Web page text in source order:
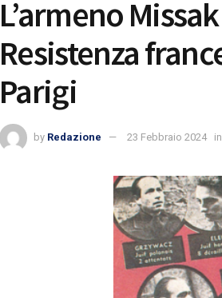
L’armeno
Resistenza
Parigi
by Redazione 23 Febbraio 2024 in